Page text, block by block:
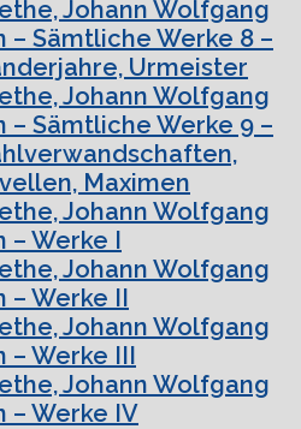
Johann Wolfgang
– Sämtliche Werke 8 –
Urmeister
Johann Wolfgang
– Sämtliche Werke 9 –
Maximen
Johann Wolfgang
– Werke I
Johann Wolfgang
– Werke II
Johann Wolfgang
– Werke III
Johann Wolfgang
– Werke IV